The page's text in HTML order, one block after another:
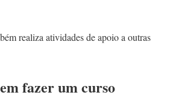
realiza atividades de apoio a outras
fazer um curso